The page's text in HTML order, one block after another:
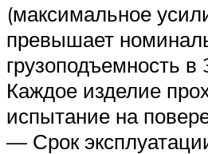
(максимальное
превышает
грузоподъемность
Каждое изделие
испытание на
— Срок